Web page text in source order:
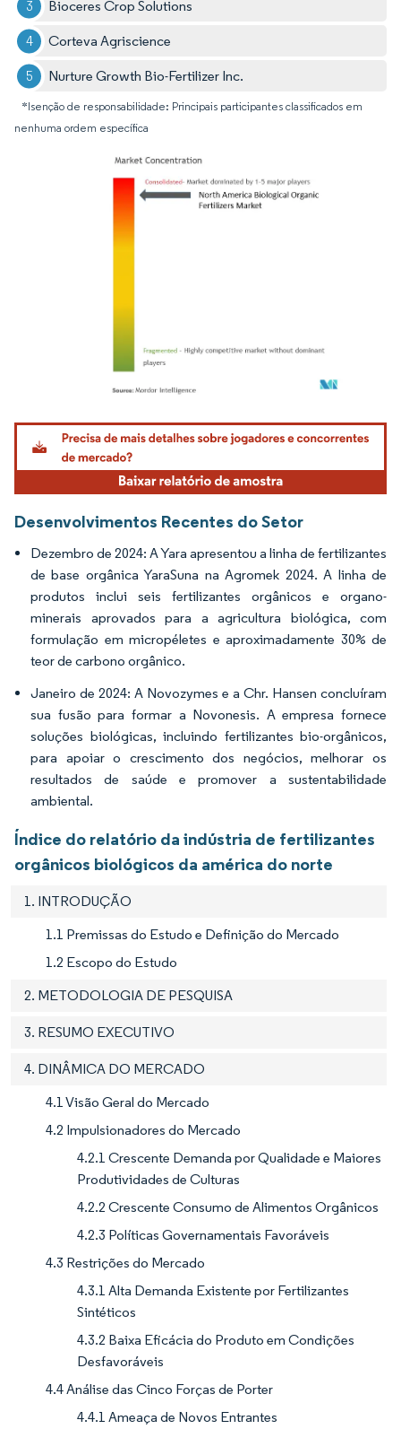
Bioceres Crop Solutions
Corteva Agriscience
Nurture Growth Bio-Fertilizer Inc.
*Isenção de responsabilidade: Principais participantes classificados em
nenhuma ordem específica
Imagem © Mordor Intelligence. O reuso requer atribuição conforme CC BY 4.0.
Desenvolvimentos Recentes do Setor
Dezembro de 2024: A Yara apresentou a linha de fertilizantes
de base orgânica YaraSuna na Agromek 2024. A linha de
produtos inclui seis fertilizantes orgânicos e organo-
minerais aprovados para a agricultura biológica, com
formulação em micropéletes e aproximadamente 30% de
teor de carbono orgânico.
Janeiro de 2024: A Novozymes e a Chr. Hansen concluíram
sua fusão para formar a Novonesis. A empresa fornece
soluções biológicas, incluindo fertilizantes bio-orgânicos,
para apoiar o crescimento dos negócios, melhorar os
resultados de saúde e promover a sustentabilidade
ambiental.
Índice do relatório da indústria de fertilizantes
orgânicos biológicos da américa do norte
1. INTRODUÇÃO
1.1 Premissas do Estudo e Definição do Mercado
1.2 Escopo do Estudo
2. METODOLOGIA DE PESQUISA
3. RESUMO EXECUTIVO
4. DINÂMICA DO MERCADO
4.1 Visão Geral do Mercado
4.2 Impulsionadores do Mercado
4.2.1 Crescente Demanda por Qualidade e Maiores
Produtividades de Culturas
4.2.2 Crescente Consumo de Alimentos Orgânicos
4.2.3 Políticas Governamentais Favoráveis
4.3 Restrições do Mercado
4.3.1 Alta Demanda Existente por Fertilizantes
Sintéticos
4.3.2 Baixa Eficácia do Produto em Condições
Desfavoráveis
4.4 Análise das Cinco Forças de Porter
4.4.1 Ameaça de Novos Entrantes